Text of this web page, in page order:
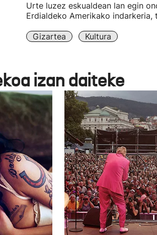
Urte luzez eskualdean lan egin
Erdialdeko Amerikako
Gizartea Kultura
izan daiteke